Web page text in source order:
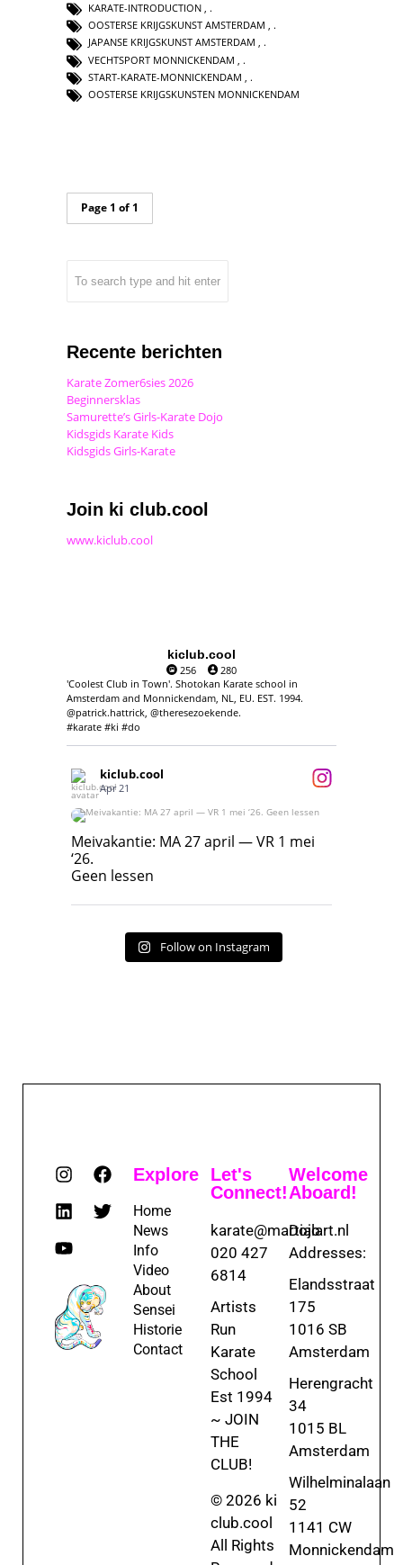
KARATE-INTRODUCTION ,
OOSTERSE KRIJGSKUNST AMSTERDAM ,
JAPANSE KRIJGSKUNST AMSTERDAM ,
VECHTSPORT MONNICKENDAM
START-KARATE-MONNICKENDAM
OOSTERSE KRIJGSKUNSTEN MONNICKENDAM
Page 1 of 1
Recente berichten
Karate Zomer6sies 2026
Beginnersklas
Samurette’s Girls-Karate Dojo
Kidsgids Karate Kids
Kidsgids Girls-Karate
Join ki club.cool
www.kiclub.cool
kiclub.cool
256
280
'Coolest Club in Town'. Shotokan Karate school in
Amsterdam and Monnickendam, NL, EU. EST. 1994.
@patrick.hattrick, @theresezoekende.
#karate #ki #do
kiclub.cool
Apr 21
Meivakantie: MA 27 april — VR 1 mei ‘26.
Geen lessen
Meivakantie: MA 27 april — VR 1 mei
‘26.
Geen lessen
Follow on Instagram
Explore
Home
News
Info
Video
About
Sensei
Historie
Contact
Let's
Connect!
karate@martialart.nl
020 427
6814
Artists
Run
Karate
School
Est 1994
~ JOIN
THE
CLUB!
© 2026 ki
club.cool
All Rights
Welcome
Aboard!
Dojo
Addresses:
Elandsstraat
175
1016 SB
Amsterdam
Herengracht
34
1015 BL
Amsterdam
Wilhelminalaan
52
1141 CW
Monnickendam